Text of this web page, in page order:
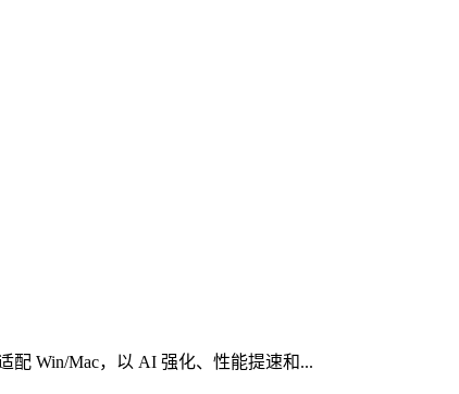
配 Win/Mac，以 AI 强化、性能提速和...